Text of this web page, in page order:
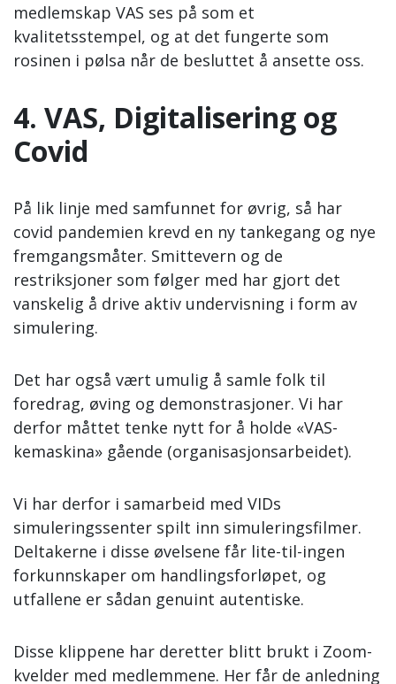
medlemskap VAS ses på som et
kvalitetsstempel, og at det fungerte som
rosinen i pølsa når de besluttet å ansette oss.
4. VAS, Digitalisering og
Covid
På lik linje med samfunnet for øvrig, så har
covid pandemien krevd en ny tankegang og nye
fremgangsmåter. Smittevern og de
restriksjoner som følger med har gjort det
vanskelig å drive aktiv undervisning i form av
simulering.
Det har også vært umulig å samle folk til
foredrag, øving og demonstrasjoner. Vi har
derfor måttet tenke nytt for å holde «VAS-
kemaskina» gående (organisasjonsarbeidet).
Vi har derfor i samarbeid med VIDs
simuleringssenter spilt inn simuleringsfilmer.
Deltakerne i disse øvelsene får lite-til-ingen
forkunnskaper om handlingsforløpet, og
utfallene er sådan genuint autentiske.
Disse klippene har deretter blitt brukt i Zoom-
kvelder med medlemmene. Her får de anledning